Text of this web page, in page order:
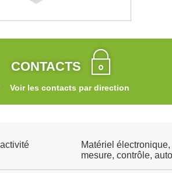
CONTACTS
Voir les contacts par direction
Matériel
mesure, contrôle,